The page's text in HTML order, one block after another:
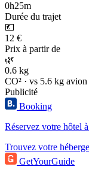
0h25m
Durée du trajet
💶
12 €
Prix à partir de
🌿
0.6 kg
CO² · vs 5.6 kg avion
Publicité
Booking
Réservez votre hôtel
Trouvez votre
GetYourGuide